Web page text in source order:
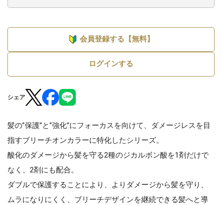
会員登録する【無料】
ログインする
シェア
髪の”保護”と”強化”にフォーカスを向けて、ダメージレスを目
指すブリーチオンカラーに特化したシリーズ。
酸化のダメージから髪を守る2種のジカルボン酸を1剤だけで
なく、2剤にも配合。
ダブルで保護することにより、よりダメージから髪を守り、
ムラになりにくく、ブリーチデザインを継続できる髪へと導